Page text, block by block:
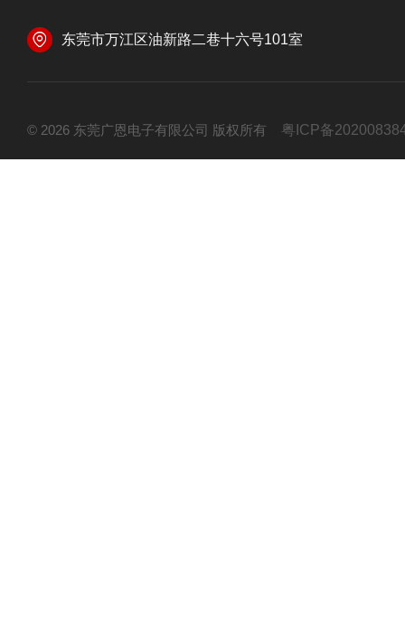
东莞市万江区油新路二巷十六号101室
© 2026 东莞广恩电子有限公司 版权所有 粤ICP备